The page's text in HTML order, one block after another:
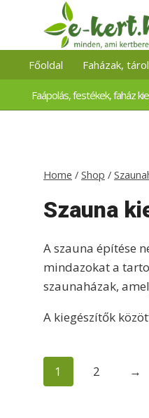
content
Főoldal Faházak,
Faápolás, festékek, faház
Home / Shop /
Szauna
A szauna építése
mindazokat a
szaunaházak,
A kiegészítők
1 2 →